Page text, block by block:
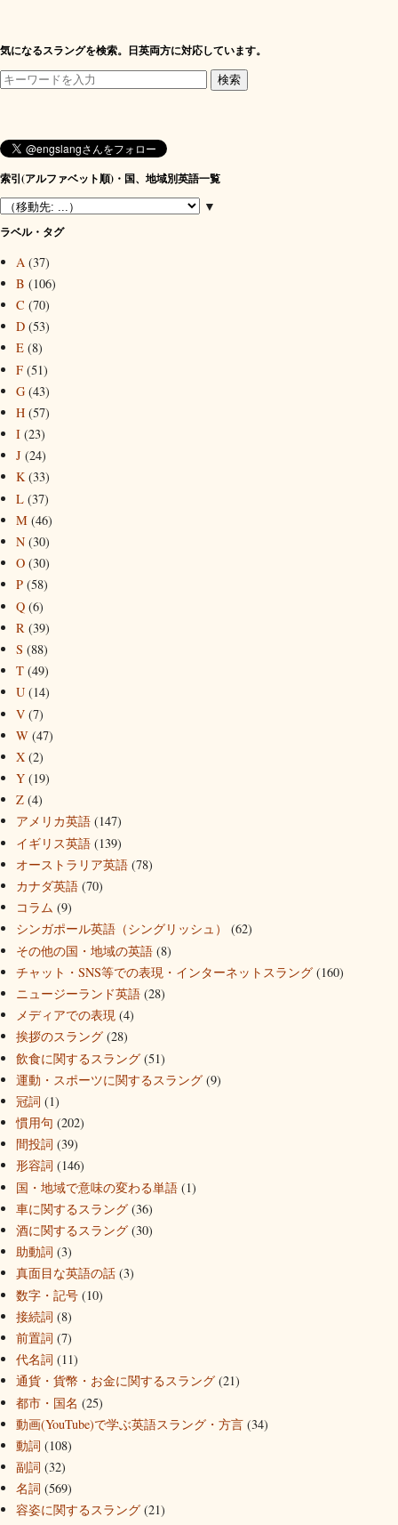
気になるスラングを検索。日英両方に対応しています。
索引(アルファベット順)・国、地域別英語一覧
▼
ラベル・タグ
A (37)
B (106)
C (70)
D (53)
E (8)
F (51)
G (43)
H (57)
I (23)
J (24)
K (33)
L (37)
M (46)
N (30)
O (30)
P (58)
Q (6)
R (39)
S (88)
T (49)
U (14)
V (7)
W (47)
X (2)
Y (19)
Z (4)
アメリカ英語 (147)
イギリス英語 (139)
オーストラリア英語 (78)
カナダ英語 (70)
コラム (9)
シンガポール英語（シングリッシュ）
(62)
その他の国・地域の英語 (8)
チャット・SNS等での表現・インターネットスラング (160)
ニュージーランド英語 (28)
メディアでの表現 (4)
挨拶のスラング (28)
飲食に関するスラング (51)
運動・スポーツに関するスラング (9)
冠詞 (1)
慣用句 (202)
間投詞 (39)
形容詞 (146)
国・地域で意味の変わる単語 (1)
車に関するスラング (36)
酒に関するスラング (30)
助動詞 (3)
真面目な英語の話 (3)
数字・記号 (10)
接続詞 (8)
前置詞 (7)
代名詞 (11)
通貨・貨幣・お金に関するスラング (21)
都市・国名 (25)
動画(YouTube)で学ぶ英語スラング・方言 (34)
動詞 (108)
副詞 (32)
名詞 (569)
容姿に関するスラング (21)